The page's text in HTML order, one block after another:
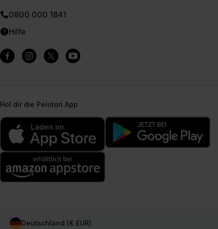
0800 000 1841
Hilfe
Hol dir die Peloton App
Deutschland (€ EUR)